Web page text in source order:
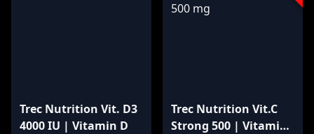
Trec Nutrition Vit. D3
4000 IU | Vitamin D
Trec Nutrition Vit.C
Strong 500 | Vitamin